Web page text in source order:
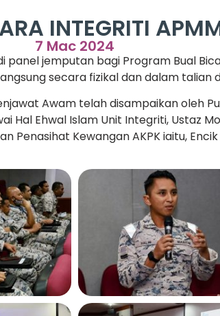
INTEGRITI
7 Mac 2024
jemputan bagi Program Bual
secara fizikal dan dalam talian
Awam telah disampaikan oleh
Hal Ehwal Islam Unit Integriti, Ustaz
Penasihat Kewangan AKPK iaitu,